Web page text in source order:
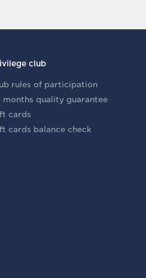
club
rules of participation
months quality guarantee
cards
cards balance check